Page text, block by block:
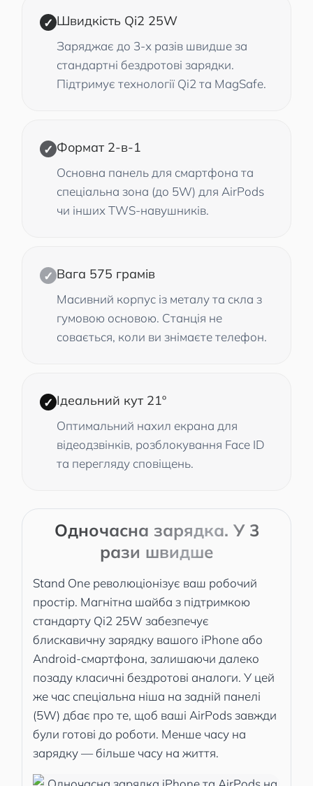
✓ Швидкість Qi2 25W
Заряджає до 3-х разів швидше за
стандартні бездротові зарядки.
Підтримує технології Qi2 та MagSafe.
✓ Формат 2-в-1
Основна панель для смартфона та
спеціальна зона (до 5W) для AirPods
чи інших TWS-навушників.
✓ Вага 575 грамів
Масивний корпус із металу та скла з
гумовою основою. Станція не
совається, коли ви знімаєте телефон.
✓ Ідеальний кут 21º
Оптимальний нахил екрана для
відеодзвінків, розблокування Face ID
та перегляду сповіщень.
Одночасна зарядка. У 3
рази швидше
Stand One революціонізує ваш робочий
простір. Магнітна шайба з підтримкою
стандарту Qi2 25W забезпечує
блискавичну зарядку вашого iPhone або
Android-смартфона, залишаючи далеко
позаду класичні бездротові аналоги. У цей
же час спеціальна ніша на задній панелі
(5W) дбає про те, щоб ваші AirPods завжди
були готові до роботи. Менше часу на
зарядку — більше часу на життя.